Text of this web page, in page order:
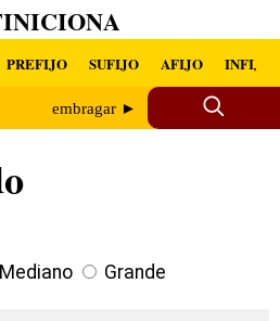
PREFIJO SUFIJO AFIJO INFIJO
embragar ►
Mediano Grande